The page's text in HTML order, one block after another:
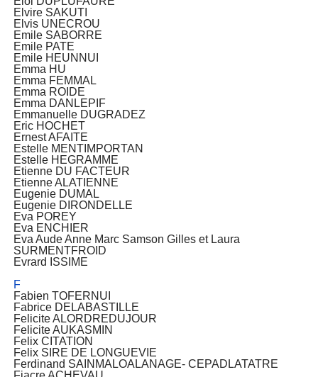
Elvire SAKUTI
Elvis UNECROU
Emile SABORRE
Emile PATE
Emile HEUNNUI
Emma HU
Emma FEMMAL
Emma ROIDE
Emma DANLEPIF
Emmanuelle DUGRADEZ
Eric HOCHET
Ernest AFAITE
Estelle MENTIMPORTAN
Estelle HEGRAMME
Etienne DU FACTEUR
Etienne ALATIENNE
Eugenie DUMAL
Eugenie DIRONDELLE
Eva POREY
Eva ENCHIER
Eva Aude Anne Marc Samson Gilles et Laura
SURMENTFROID
Evrard ISSIME
F
Fabien TOFERNUI
Fabrice DELABASTILLE
Felicite ALORDREDUJOUR
Felicite AUKASMIN
Felix CITATION
Felix SIRE DE LONGUEVIE
Ferdinand SAINMALOALANAGE- CEPADLATATRE